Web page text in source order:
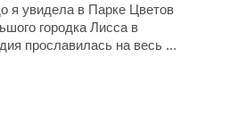
я увидела в Парке Цветов
городка Лисса в
прославилась на весь ...